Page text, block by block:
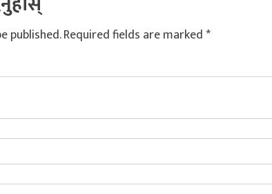
published.Required fields are marked*